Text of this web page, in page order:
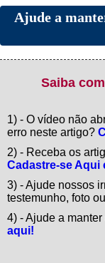
Ajude a
Saiba
1) - O vídeo não
erro neste artigo?
2) - Receba os
Cadastre-se Aqui
3) - Ajude nossos
testemunho, foto
4) - Ajude a
aqui!